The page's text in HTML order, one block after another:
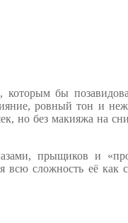
бы
ровный тон и
но без макияжа на
прыщиков и
всю сложность её как